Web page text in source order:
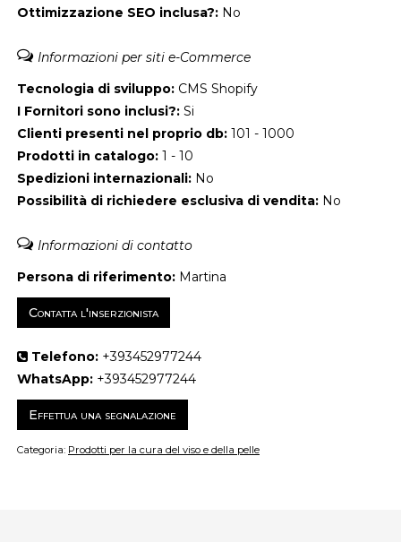
Ottimizzazione SEO inclusa?: No
Informazioni per siti e-Commerce
Tecnologia di sviluppo: CMS Shopify
I Fornitori sono inclusi?: Si
Clienti presenti nel proprio db: 101 - 1000
Prodotti in catalogo: 1 - 10
Spedizioni internazionali: No
Possibilità di richiedere esclusiva di vendita: No
Informazioni di contatto
Persona di riferimento: Martina
Telefono: +393452977244
WhatsApp: +393452977244
Categoria: Prodotti per la cura del viso e della pelle